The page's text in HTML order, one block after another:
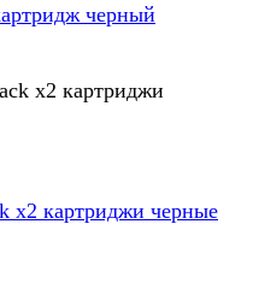
черный
x2 картриджи черные